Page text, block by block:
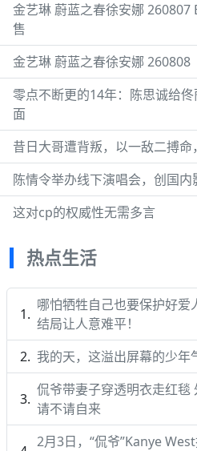
金艺琳 蔚蓝之春徐安娜
售
金艺琳 蔚蓝之春徐安娜
零点不断更的14年：陈思诚给
面
昔日大哥遭背叛，以一敌二搏
陈情令举办线下演唱会，创国内
这对cp的权威性无需多言
热点生活
哪怕牺牲自己也要保护好爱
结局让人意难平！
我的天，这溢出屏幕的少年
侃爷带妻子穿透明衣走红毯
请不请自来
2月3日，“侃爷”Kanye